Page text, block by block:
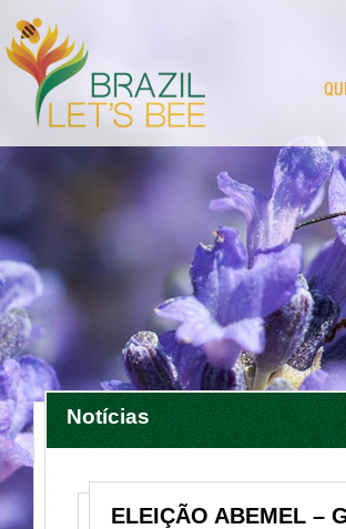
Notícias
ELEIÇÃO ABEMEL –